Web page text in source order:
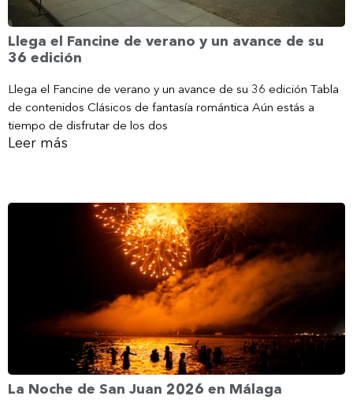
Llega el Fancine de verano y un avance de su
36 edición
Llega el Fancine de verano y un avance de su 36 edición Tabla
de contenidos Clásicos de fantasía romántica Aún estás a
tiempo de disfrutar de los dos
Leer más
La Noche de San Juan 2026 en Málaga